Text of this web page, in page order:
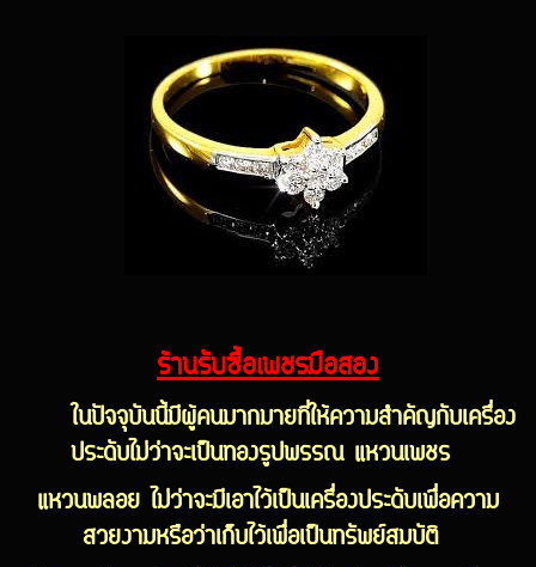
ร้านรับซื้อเพชรมือสอง
ในปัจจุบันนี้มีผู้คนมากมายที่ให้ความสำคัญกับเครื่อง
ประดับไม่ว่าจะเป็นทองรูปพรรณ แหวนเพชร
แหวนพลอย ไม่ว่าจะมีเอาไว้เป็นเครื่องประดับเพื่อความ
สวยงามหรือว่าเก็บไว้เพื่อเป็นทรัพย์สมบัติ